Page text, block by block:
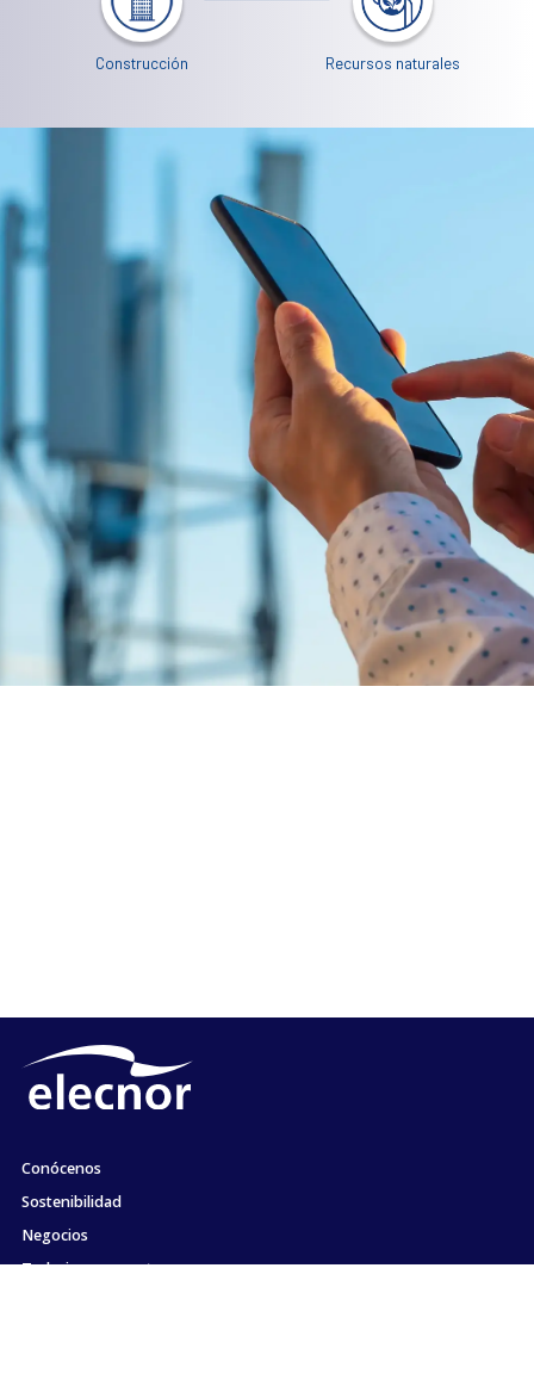
Construcción Recursos naturales
Conócenos
Sostenibilidad
Negocios
Trabaja con nosotros